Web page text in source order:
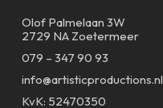
Olof Palmelaan 3W
2729 NA Zoetermeer
079 – 347 90 93
info@artisticproductions.nl
KvK: 52470350